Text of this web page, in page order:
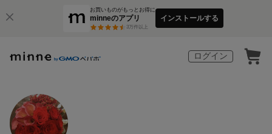
お買いものがもっとお得に
minneのアプリ
3万件以上
インストールする
ログイン